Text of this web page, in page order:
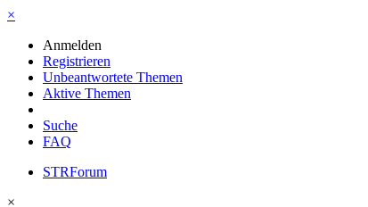
×
Anmelden
Registrieren
Unbeantwortete Themen
Aktive Themen
Suche
FAQ
STRForum
×